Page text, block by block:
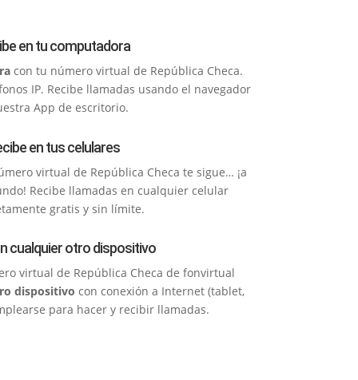
en tu computadora
con tu número virtual de República Checa.
IP. Recibe llamadas usando el navegador
App de escritorio.
en tus celulares
virtual de República Checa te sigue… ¡a
Recibe llamadas en cualquier celular
gratis y sin límite.
cualquier otro dispositivo
virtual de República Checa de fonvirtual
dispositivo con conexión a Internet (tablet,
para hacer y recibir llamadas.